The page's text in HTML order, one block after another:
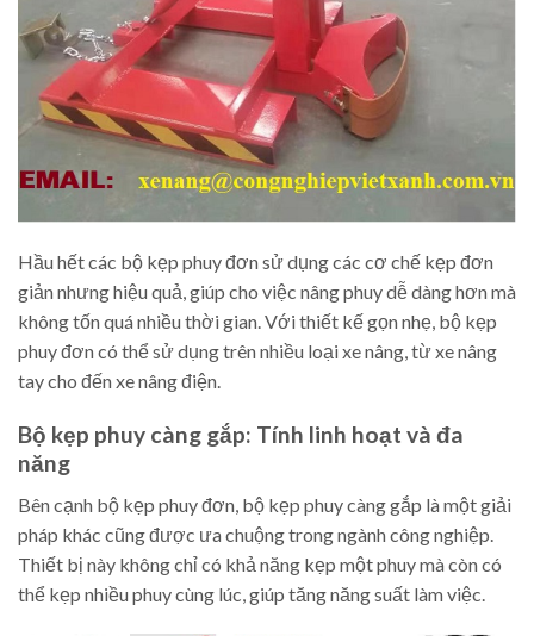
Hầu hết các bộ kẹp phuy đơn sử dụng các cơ chế kẹp đơn
giản nhưng hiệu quả, giúp cho việc nâng phuy dễ dàng hơn mà
không tốn quá nhiều thời gian. Với thiết kế gọn nhẹ, bộ kẹp
phuy đơn có thể sử dụng trên nhiều loại xe nâng, từ xe nâng
tay cho đến xe nâng điện.
Bộ kẹp phuy càng gắp: Tính linh hoạt và đa
năng
Bên cạnh bộ kẹp phuy đơn, bộ kẹp phuy càng gắp là một giải
pháp khác cũng được ưa chuộng trong ngành công nghiệp.
Thiết bị này không chỉ có khả năng kẹp một phuy mà còn có
thể kẹp nhiều phuy cùng lúc, giúp tăng năng suất làm việc.